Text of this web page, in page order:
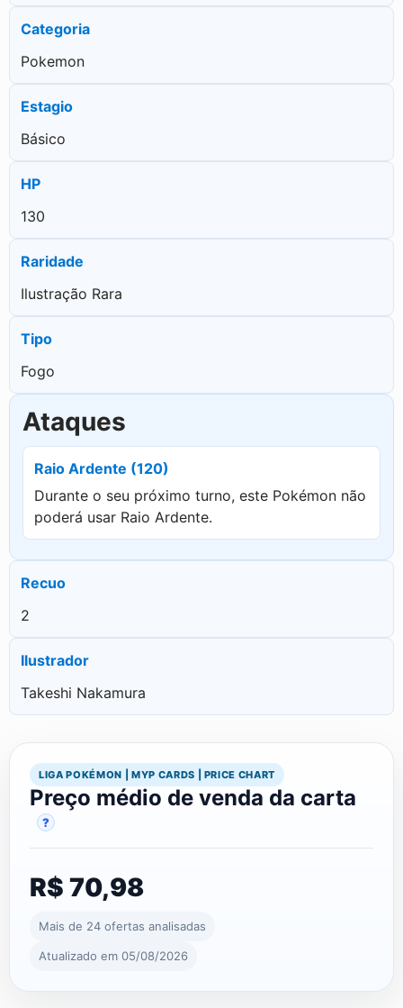
Categoria
Pokemon
Estagio
Básico
HP
130
Raridade
Ilustração Rara
Tipo
Fogo
Ataques
Raio Ardente (120)
Durante o seu próximo turno, este Pokémon não
poderá usar Raio Ardente.
Recuo
2
Ilustrador
Takeshi Nakamura
LIGA POKÉMON | MYP CARDS | PRICE CHART
Preço médio de venda da carta
?
R$ 70,98
Mais de 24 ofertas analisadas
Atualizado em 05/08/2026